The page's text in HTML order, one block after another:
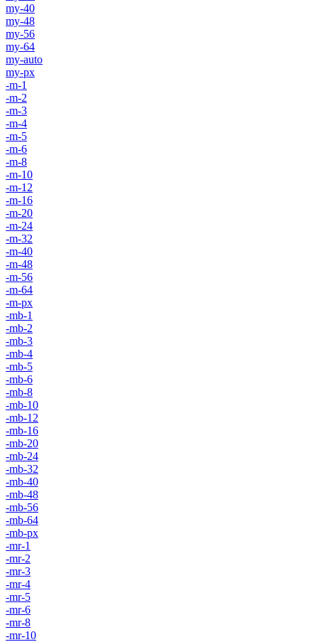
my-40
my-48
my-56
my-64
my-auto
my-px
-m-1
-m-2
-m-3
-m-4
-m-5
-m-6
-m-8
-m-10
-m-12
-m-16
-m-20
-m-24
-m-32
-m-40
-m-48
-m-56
-m-64
-m-px
-mb-1
-mb-2
-mb-3
-mb-4
-mb-5
-mb-6
-mb-8
-mb-10
-mb-12
-mb-16
-mb-20
-mb-24
-mb-32
-mb-40
-mb-48
-mb-56
-mb-64
-mb-px
-mr-1
-mr-2
-mr-3
-mr-4
-mr-5
-mr-6
-mr-8
-mr-10